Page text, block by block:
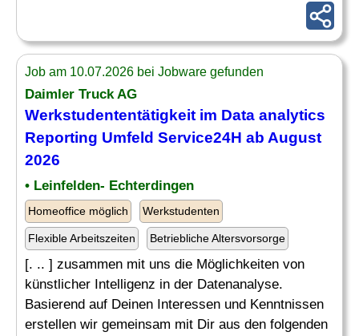
Job am 10.07.2026 bei Jobware gefunden
Daimler Truck AG
Werkstudententätigkeit im Data analytics
Reporting Umfeld Service24H ab August
2026
• Leinfelden- Echterdingen
Homeoffice möglich Werkstudenten
Flexible Arbeitszeiten Betriebliche Altersvorsorge
[. .. ] zusammen mit uns die Möglichkeiten von
künstlicher Intelligenz in der Datenanalyse.
Basierend auf Deinen Interessen und Kenntnissen
erstellen wir gemeinsam mit Dir aus den folgenden